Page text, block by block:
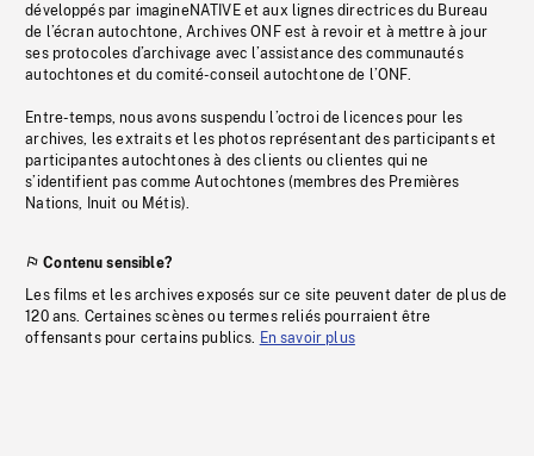
développés par imagineNATIVE et aux lignes directrices du Bureau
de l’écran autochtone, Archives ONF est à revoir et à mettre à jour
ses protocoles d’archivage avec l’assistance des communautés
autochtones et du comité-conseil autochtone de l’ONF.
Entre-temps, nous avons suspendu l’octroi de licences pour les
archives, les extraits et les photos représentant des participants et
participantes autochtones à des clients ou clientes qui ne
s’identifient pas comme Autochtones (membres des Premières
Nations, Inuit ou Métis).
Contenu sensible?
Les films et les archives exposés sur ce site peuvent dater de plus de
120 ans. Certaines scènes ou termes reliés pourraient être
offensants pour certains publics. En savoir plus